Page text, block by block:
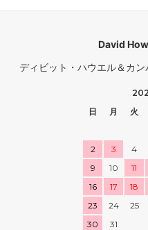
David
ディビット・ハウエル＆カン
日
月 火
2
3 4
9
10 11
16
17 18
23
24 25
30
31